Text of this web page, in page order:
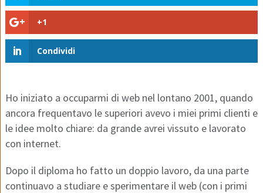
+1
Condividi
Ho iniziato a occuparmi di web nel lontano 2001, quando
ancora frequentavo le superiori avevo i miei primi clienti e
le idee molto chiare: da grande avrei vissuto e lavorato
con internet.
Dopo il diploma ho fatto un doppio lavoro, da una parte
continuavo a studiare e sperimentare il web (con i primi